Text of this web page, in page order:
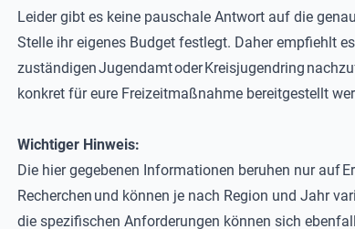
Leider gibt es keine pauschale Antwort auf die
Stelle ihr eigenes Budget festlegt. Daher empfiehlt
zuständigenJugendamtoderKreisjugendring
konkret für eure Freizeitmaßnahme bereitgestellt
Wichtiger Hinweis:
Die hier gegebenen Informationen beruhen nurauf
Recherchen und können je nach Region und Jahr
die spezifischen Anforderungen können sich